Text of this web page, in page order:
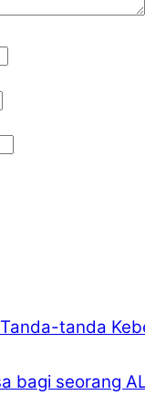
Tanda-tanda
bagi seorang